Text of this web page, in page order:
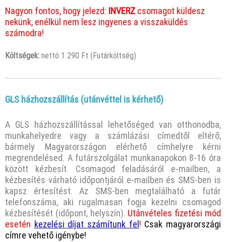
Nagyon fontos, hogy jelezd: INVERZ csomagot küldesz
nekünk, enélkül nem lesz ingyenes a visszaküldés
számodra!
Költségek: nettó 1 290 Ft (Futárköltség)
GLS házhozszállítás (utánvéttel is kérhető)
A GLS házhozszállítással lehetőséged van otthonodba,
munkahelyedre vagy a számlázási címedtől eltérő,
bármely Magyarországon elérhető címhelyre kérni
megrendelésed. A futárszolgálat munkanapokon 8-16 óra
között kézbesít. Csomagod feladásáról e-mailben, a
kézbesítés várható időpontjáról e-mailben és SMS-ben is
kapsz értesítést. Az SMS-ben megtalálható a futár
telefonszáma, aki rugalmasan fogja kezelni csomagod
kézbesítését (időpont, helyszín). Utánvételes fizetési mód
esetén kezelési díjat számítunk fel! Csak magyarországi
címre vehető igénybe!